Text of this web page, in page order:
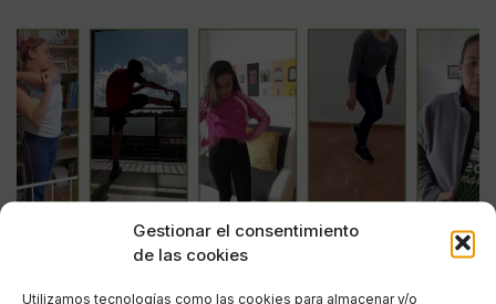
Gestionar el consentimiento
de las cookies
Utilizamos tecnologías como las cookies para almacenar y/o